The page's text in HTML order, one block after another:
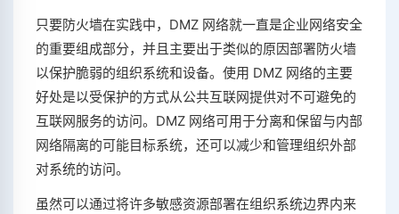
只要防火墙在实践中，DMZ 网络就一直是企业网络安全
的重要组成部分，并且主要出于类似的原因部署防火墙
以保护脆弱的组织系统和设备。使用 DMZ 网络的主要
好处是以受保护的方式从公共互联网提供对不可避免的
互联网服务的访问。DMZ 网络可用于分离和保留与内部
网络隔离的可能目标系统，还可以减少和管理组织外部
对系统的访问。
虽然可以通过将许多敏感资源部署在组织系统边界内来